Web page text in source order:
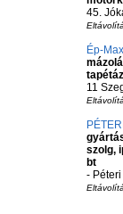
45.
Ép-
11
szolg,
bt
-